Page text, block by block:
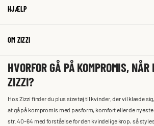
HJÆLP
OM ZIZZI
HVORFOR GÅ PÅ KOMPROMIS,
ZIZZI?
Hos Zizzi finder du plus size tøj til kvinder, der vil klæde
at gå på kompromis med pasform, komfort eller de
str. 40-64 med forståelse for den kvindelige krop, så